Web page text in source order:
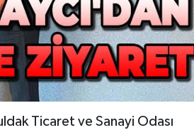
Ticaret ve Sanayi Odası